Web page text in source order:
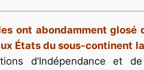
ont abondamment glosé
États du sous-continent
d’Indépendance et